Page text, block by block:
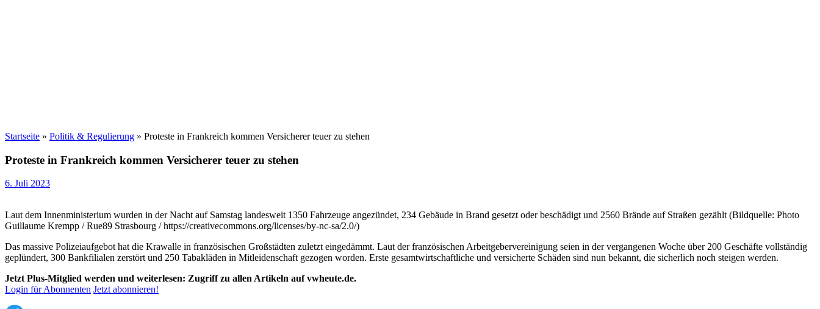
Startseite » Politik & Regulierung » Proteste in Frankreich kommen Versicherer teuer zu stehen
Proteste in Frankreich kommen Versicherer teuer zu stehen
6. Juli 2023
Laut dem Innenministerium wurden in der Nacht auf Samstag landesweit 1350 Fahrzeuge angezündet, 234 Gebäude in Brand gesetzt oder beschädigt und 2560 Brände auf Straßen gezählt (Bildquelle: Photo
Guillaume Krempp / Rue89 Strasbourg / https://creativecommons.org/licenses/by-nc-sa/2.0/)
Das massive Polizeiaufgebot hat die Krawalle in französischen Großstädten zuletzt eingedämmt. Laut der französischen Arbeitgebervereinigung seien in der vergangenen Woche über 200 Geschäfte vollständig
geplündert, 300 Bankfilialen zerstört und 250 Tabakläden in Mitleidenschaft gezogen worden. Erste gesamtwirtschaftliche und versicherte Schäden sind nun bekannt, die sicherlich noch steigen werden.
Jetzt Plus-Mitglied werden und weiterlesen: Zugriff zu allen Artikeln auf vwheute.de.
Login für Abonnenten Jetzt abonnieren!